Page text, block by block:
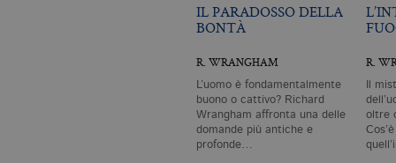
IL PARADOSSO DELLA
BONTÀ
R. WRANGHAM
L’uomo è fondamentalmente
buono o cattivo? Richard
Wrangham affronta una delle
domande più antiche e
profonde…
R.
Il
oltre
I cookie tecnici sono
dell'account. Il sito Web
Garante, i cookie analitici
Nome
CookieScriptConsent